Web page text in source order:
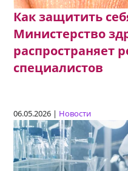
Как защитить
Министерство
распространяет
специалистов
06.05.2026 | Новости